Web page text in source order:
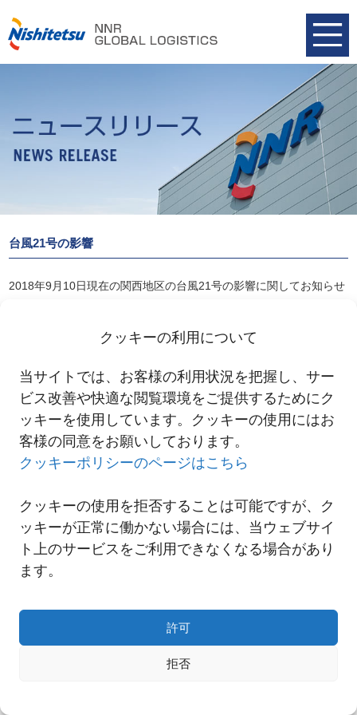
クッキーの利用について
当サイトでは、お客様の利用状況を把握し、サー
ビス改善や快適な閲覧環境をご提供するためにク
ッキーを使用しています。クッキーの使用にはお
客様の同意をお願いしております。
クッキーポリシーのページはこちら
クッキーの使用を拒否することは可能ですが、ク
ッキーが正常に働かない場合には、当ウェブサイ
ト上のサービスをご利用できなくなる場合があり
ます。
許可
拒否
台風21号の影響
2018年9月10日現在の関西地区の台風21号の影響に関してお知らせ
一覧へ
Copyright© NNR GLOBAL LOGISTICS A Div.of Nishi-Nippon Railroad Co.,Ltd.